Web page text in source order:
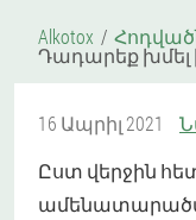
Alkotox
Դադարեք խմել
16 Ապրիլ 2021
Ըստ վերջին